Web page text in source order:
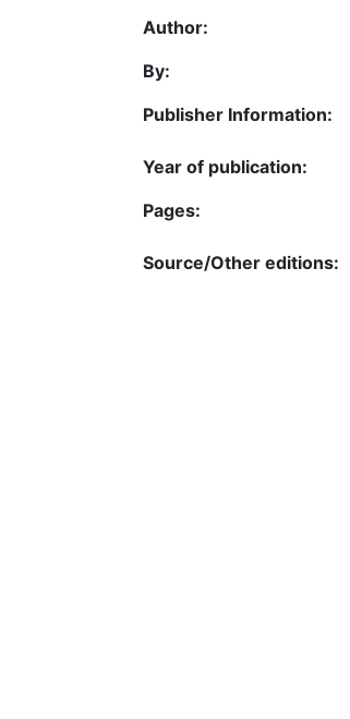
Author:
By:
Publisher Information:
Year of publication:
Pages:
Source/Other editions: